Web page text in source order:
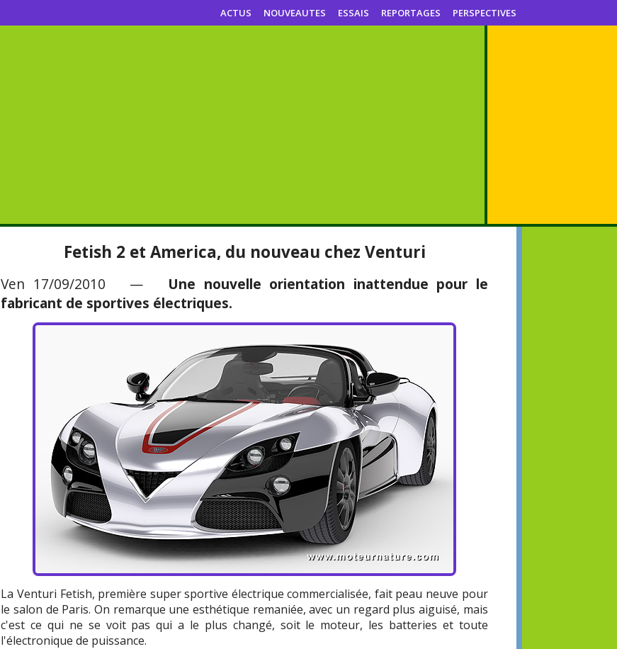
ACTUS NOUVEAUTES ESSAIS REPORTAGES PERSPECTIVES
Fetish 2 et America, du nouveau chez Venturi
Ven 17/09/2010 — Une nouvelle orientation inattendue pour le
fabricant de sportives électriques.
La Venturi Fetish, première super sportive électrique commercialisée, fait peau neuve pour
le salon de Paris. On remarque une esthétique remaniée, avec un regard plus aiguisé, mais
c'est ce qui ne se voit pas qui a le plus changé, soit le moteur, les batteries et toute
l'électronique de puissance.